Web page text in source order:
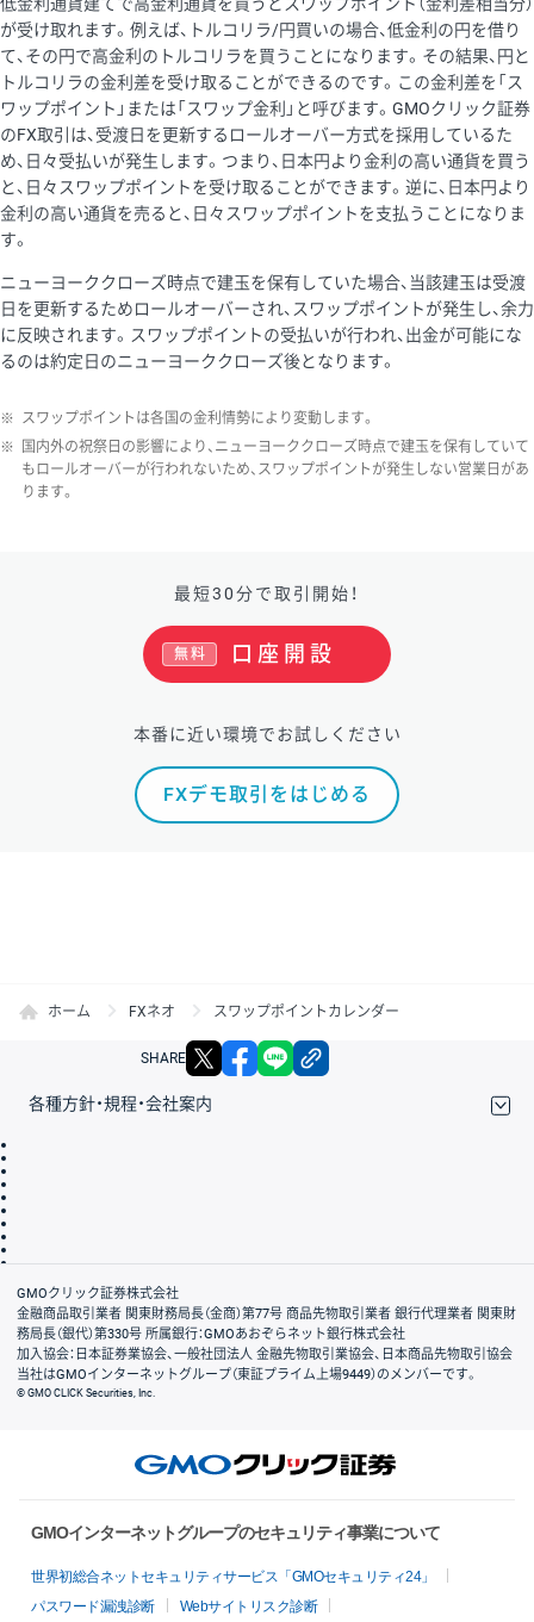
低金利通貨建てで高金利通貨を買うとスワップポイント（金利差相当分）
が受け取れます。例えば、トルコリラ/円買いの場合、低金利の円を借り
て、その円で高金利のトルコリラを買うことになります。その結果、円と
トルコリラの金利差を受け取ることができるのです。この金利差を「ス
ワップポイント」または「スワップ金利」と呼びます。GMOクリック証券
のFX取引は、受渡日を更新するロールオーバー方式を採用しているた
め、日々受払いが発生します。つまり、日本円より金利の高い通貨を買う
と、日々スワップポイントを受け取ることができます。逆に、日本円より
金利の高い通貨を売ると、日々スワップポイントを支払うことになりま
す。
ニューヨーククローズ時点で建玉を保有していた場合、当該建玉は受渡
日を更新するためロールオーバーされ、スワップポイントが発生し、余力
に反映されます。スワップポイントの受払いが行われ、出金が可能にな
るのは約定日のニューヨーククローズ後となります。
※ スワップポイントは各国の金利情勢により変動します。
※
国内外の祝祭日の影響により、ニューヨーククローズ時点で建玉を保有していて
もロールオーバーが行われないため、スワップポイントが発生しない営業日があ
ります。
最短30分で取引開始！
口座開設
無料
本番に近い環境でお試しください
FXデモ取引をはじめる
ホーム FXネオ スワップポイントカレンダー
SHARE X facebook
各種方針・規程・会社案内
会社案内
GMOクリック証券株式会社
金融商品取引業者 関東財務局長（金商）第77号 商品先物取引業者 銀行代理業者 関東財
務局長（銀代）第330号 所属銀行：GMOあおぞらネット銀行株式会社
加入協会：日本証券業協会、一般社団法人 金融先物取引業協会、日本商品先物取引協会
当社はGMOインターネットグループ（東証プライム上場9449）のメンバーです。
© GMO CLICK Securities, Inc.
GMOインターネットグループのセキュリティ事業について
世界初総合ネットセキュリティサービス「GMOセキュリティ24」
パスワード漏洩診断
Webサイトリスク診断